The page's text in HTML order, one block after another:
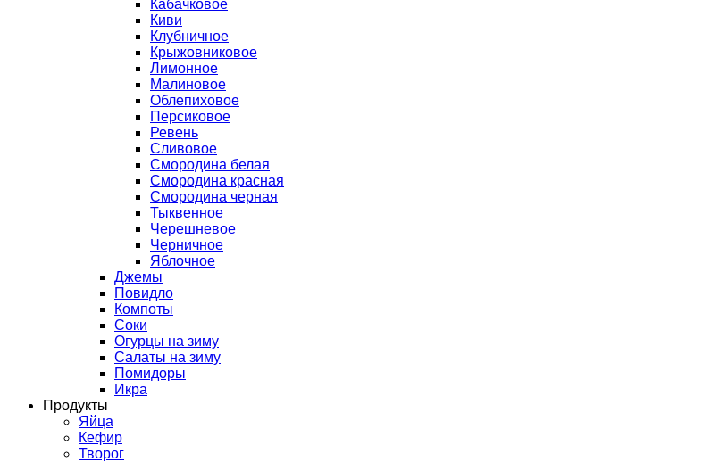
Кабачковое
Киви
Клубничное
Крыжовниковое
Лимонное
Малиновое
Облепиховое
Персиковое
Ревень
Сливовое
Смородина белая
Смородина красная
Смородина черная
Тыквенное
Черешневое
Черничное
Яблочное
Джемы
Повидло
Компоты
Соки
Огурцы на зиму
Салаты на зиму
Помидоры
Икра
Продукты
Яйца
Кефир
Творог